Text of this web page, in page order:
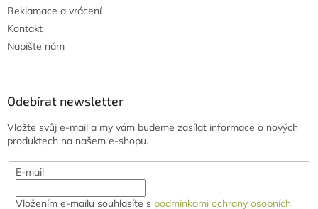
Reklamace a vrácení
Kontakt
Napište nám
Odebírat newsletter
Vložte svůj e-mail a my vám budeme zasílat informace o nových
produktech na našem e-shopu.
E-mail
Vložením e-mailu souhlasíte s podmínkami ochrany osobních